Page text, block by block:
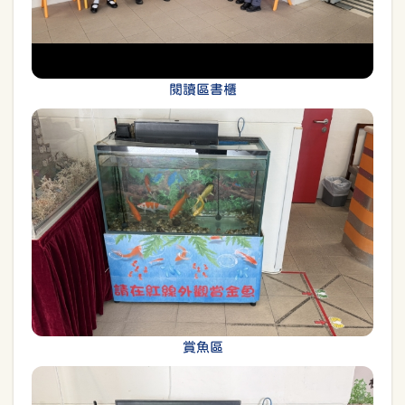
閱讀區書櫃
賞魚區